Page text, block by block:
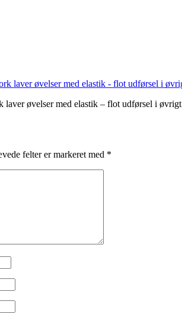
laver øvelser med elastik – flot udførsel i øvrigt
felter er markeret med *